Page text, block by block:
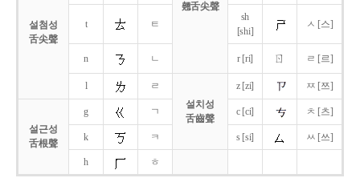
翹舌尖聲
설첨성
舌尖聲
t ㅌ
sh
[shi]
ㅅ [스]
n ㄴ r [ri] ㄖ ㄹ [르]
l
ㄹ
설치성
舌齒聲
z [zi] ㅉ [쯔]
설근성
舌根聲
g ㄱ c [ci] ㅊ [츠]
k ㅋ s [si] ㅆ [쓰]
h ㅎ